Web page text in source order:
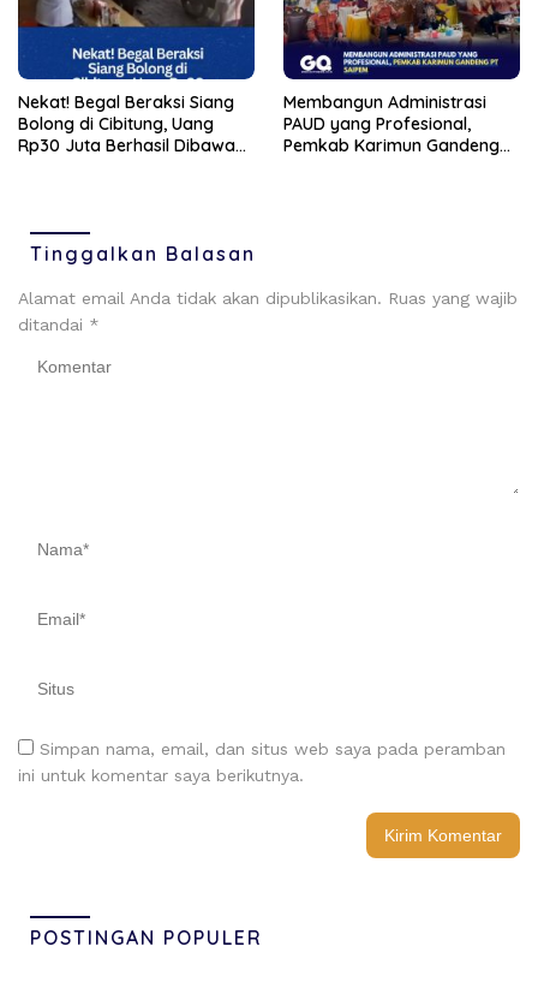
Nekat! Begal Beraksi Siang
Bolong di Cibitung, Uang
Rp30 Juta Berhasil Dibawa
Membangun Administrasi
PAUD yang Profesional,
Pemkab Karimun Gandeng
Tinggalkan Balasan
Alamat email Anda tidak akan dipublikasikan. Ruas yang wajib
ditandai *
Simpan nama, email, dan situs web saya pada peramban
ini untuk komentar saya berikutnya.
POSTINGAN POPULER